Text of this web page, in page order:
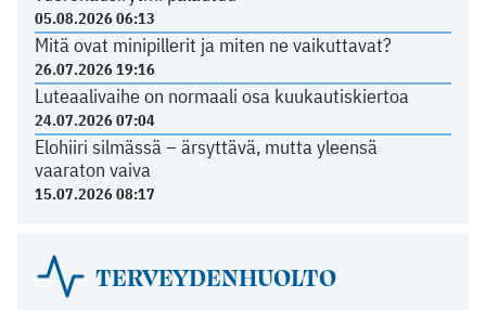
05.08.2026 06:13
Mitä ovat minipillerit ja miten ne vaikuttavat?
26.07.2026 19:16
Luteaalivaihe on normaali osa kuukautiskiertoa
24.07.2026 07:04
Elohiiri silmässä – ärsyttävä, mutta yleensä
vaaraton vaiva
15.07.2026 08:17
TERVEYDENHUOLTO